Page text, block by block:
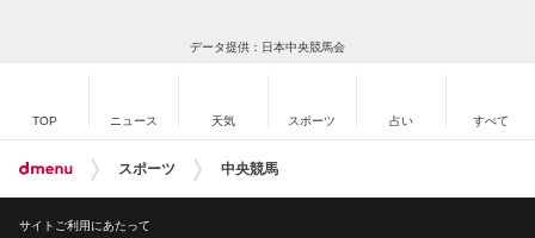
データ提供：日本中央競馬会
TOP ニュース 天気 スポーツ 占い すべて
スポーツ 中央競馬
サイトご利用にあたって